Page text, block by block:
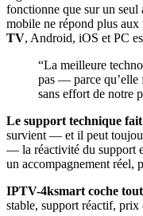
fonctionne que sur un
mobile ne répond plus aux
TV, Android, iOS et PC
“La meilleure
pas — parce qu’elle
sans effort de notre
Le support technique
survient — et il peut
— la réactivité du support
un accompagnement réel,
IPTV-4ksmart coche
stable, support réactif, prix